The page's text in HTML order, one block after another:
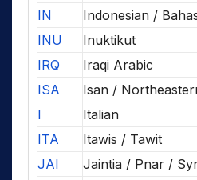
IN
Indonesian /
INU
Inuktikut
IRQ
Iraqi Arabic
ISA
Isan /
I
Italian
ITA
Itawis / Tawit
JAI
Jaintia / Pnar /